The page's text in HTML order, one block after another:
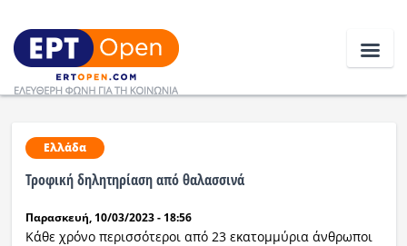
Ειδήσεις
Ελλάδα
Κοινωνία
Ελλάδα
Τροφική δηλητηρίαση από θαλασσινά
Παρασκευή, 10/03/2023 - 18:56
Κάθε χρόνο περισσότεροι από 23 εκατομμύρια άνθρωποι